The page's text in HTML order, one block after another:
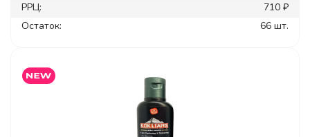
РРЦ:
710 ₽
Остаток:
66 шт.